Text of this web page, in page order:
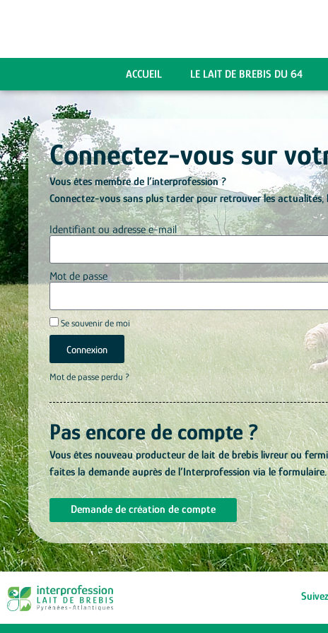
ACCUEIL LE LAIT DE BREBIS DU 64
Connectez-vous sur
Vous êtes membre de l’interprofession ?
Connectez-vous sans plus tarder pour retrouver les
Identifiant ou adresse e-mail
Mot de passe
Se souvenir de moi
Connexion
Mot de passe perdu ?
Pas encore de compte ?
Vous êtes nouveau producteur de lait de brebis livreur ou
faites la demande auprès de l’Interprofession via le formulaire.
Demande de création de compte